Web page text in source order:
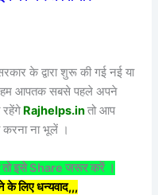
के द्वारा शुरू की गई नई या
हम आपतक सबसे पहले अपने
Rajhelps.inतो आप
करना ना भूलें ।
इसे Share जरूर करें ।
लिए धन्यवाद,,,